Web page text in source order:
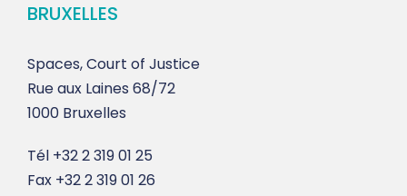
BRUXELLES
Spaces, Court of Justice
Rue aux Laines 68/72
1000 Bruxelles
Tél +32 2 319 01 25
Fax +32 2 319 01 26